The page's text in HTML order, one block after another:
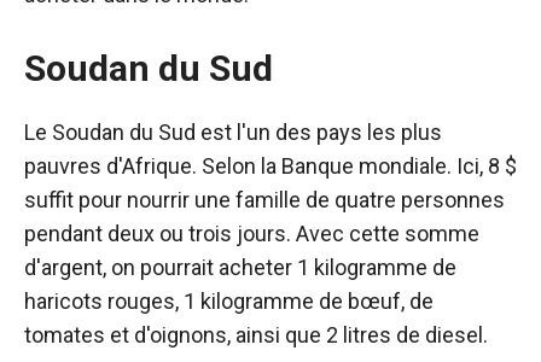
Soudan du Sud
Le Soudan du Sud est l'un des pays les plus
pauvres d'Afrique. Selon la Banque mondiale. Ici, 8 $
suffit pour nourrir une famille de quatre personnes
pendant deux ou trois jours. Avec cette somme
d'argent, on pourrait acheter 1 kilogramme de
haricots rouges, 1 kilogramme de bœuf, de
tomates et d'oignons, ainsi que 2 litres de diesel.